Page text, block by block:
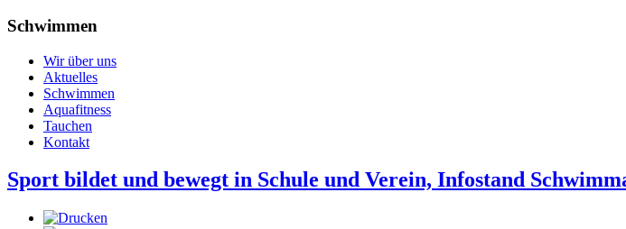
Schwimmen
Wir über uns
Aktuelles
Schwimmen
Aquafitness
Tauchen
Kontakt
Sport bildet und bewegt in Schule und Verein, Infostand